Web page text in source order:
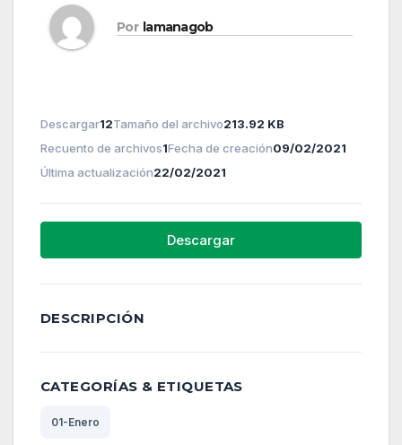
Por lamanagob
Descargar12Tamaño del archivo213.92 KB
Recuento de archivos1Fecha de creación09/02/2021
Última actualización22/02/2021
Descargar
DESCRIPCIÓN
CATEGORÍAS & ETIQUETAS
01-Enero